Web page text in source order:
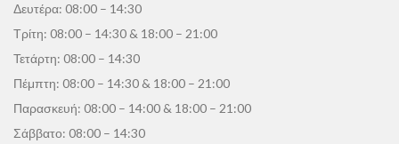
Δευτέρα: 08:00 – 14:30
Τρίτη: 08:00 – 14:30 & 18:00 – 21:00
Τετάρτη: 08:00 – 14:30
Πέμπτη: 08:00 – 14:30 & 18:00 – 21:00
Παρασκευή: 08:00 – 14:00 & 18:00 – 21:00
Σάββατο: 08:00 – 14:30